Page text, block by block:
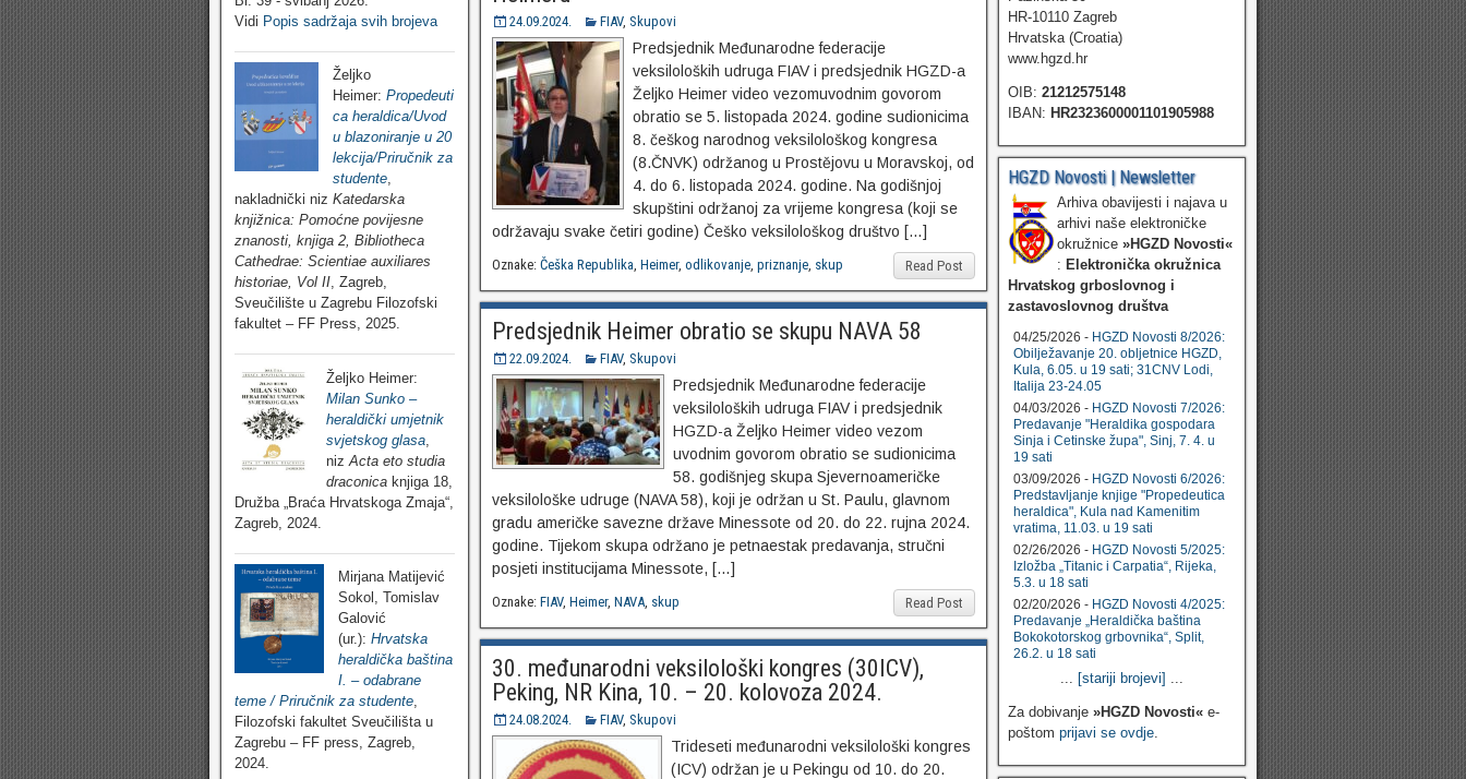
24.09.2024. FIAV, Skupovi
Predsjednik Međunarodne federacije
veksiloloških udruga FIAV i predsjednik HGZD-a
Željko Heimer video vezomuvodnim govorom
obratio se 5. listopada 2024. godine sudionicima
8. češkog narodnog veksilološkog kongresa
(8.ČNVK) održanog u Prostějovu u Moravskoj, od
4. do 6. listopada 2024. godine. Na godišnjoj
skupštini održanoj za vrijeme kongresa (koji se
održavaju svake četiri godine) Češko veksilološkog društvo […]
Read Post
Oznake: Češka Republika, Heimer, odlikovanje, priznanje, skup
Predsjednik Heimer obratio se skupu NAVA 58
22.09.2024. FIAV, Skupovi
Predsjednik Međunarodne federacije
veksiloloških udruga FIAV i predsjednik
HGZD-a Željko Heimer video vezom
uvodnim govorom obratio se sudionicima
58. godišnjeg skupa Sjevernoameričke
veksilološke udruge (NAVA 58), koji je održan u St. Paulu, glavnom
gradu američke savezne države Minessote od 20. do 22. rujna 2024.
godine. Tijekom skupa održano je petnaestak predavanja, stručni
posjeti institucijama Minessote, […]
Read Post
Oznake: FIAV, Heimer, NAVA, skup
30. međunarodni veksilološki kongres (30ICV),
Peking, NR Kina, 10. – 20. kolovoza 2024.
24.08.2024. FIAV, Skupovi
Trideseti međunarodni veksilološki kongres
(ICV) održan je u Pekingu od 10. do 20.
Vidi Popis sadržaja svih brojeva
Željko
Heimer: Propedeuti
ca heraldica/Uvod
u blazoniranje u 20
lekcija/Priručnik za
studente,
nakladnički niz Katedarska
knjižnica: Pomoćne povijesne
znanosti, knjiga 2, Bibliotheca
Cathedrae: Scientiae auxiliares
historiae, Vol II, Zagreb,
Sveučilište u Zagrebu Filozofski
fakultet – FF Press, 2025.
Željko Heimer:
Milan Sunko –
heraldički umjetnik
svjetskog glasa
niz Acta eto studia
draconica knjiga 18,
Družba „Braća Hrvatskoga Zmaja“,
Zagreb, 2024.
Mirjana Matijević
Sokol, Tomislav
Galović
(ur.): Hrvatska
heraldička baština
I. – odabrane
teme / Priručnik za studente,
Filozofski fakultet Sveučilišta u
Zagrebu – FF press, Zagreb,
2024.
HR-10110 Zagreb
Hrvatska (Croatia)
www.hgzd.hr
OIB: 21212575148
IBAN: HR2323600001101905988
HGZD Novosti | Newsletter
Arhiva obavijesti i najava u
arhivi naše elektroničke
okružnice »HGZD Novosti«
: Elektronička okružnica
Hrvatskog grboslovnog i
zastavoslovnog društva
04/25/2026 - HGZD Novosti 8/2026:
Obilježavanje 20. obljetnice HGZD,
Kula, 6.05. u 19 sati; 31CNV Lodi,
Italija 23-24.05
04/03/2026 - HGZD Novosti 7/2026:
Predavanje "Heraldika gospodara
Sinja i Cetinske župa", Sinj, 7. 4. u
19 sati
03/09/2026 - HGZD Novosti 6/2026:
Predstavljanje knjige "Propedeutica
heraldica", Kula nad Kamenitim
vratima, 11.03. u 19 sati
02/26/2026 - HGZD Novosti 5/2025:
Izložba „Titanic i Carpatia“, Rijeka,
5.3. u 18 sati
02/20/2026 - HGZD Novosti 4/2025:
Predavanje „Heraldička baština
Bokokotorskog grbovnika“, Split,
26.2. u 18 sati
... [stariji brojevi] ...
Za dobivanje »HGZD Novosti«e-
poštom prijavi se ovdje.